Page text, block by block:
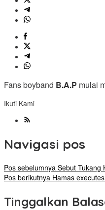
Fans boyband B.A.P mulai
Ikuti Kami
Navigasi pos
Pos sebelumnya Sebut Tukang
Pos berikutnya Hamas
Tinggalkan